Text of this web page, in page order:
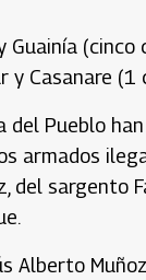
(cinco
y Casanare (1
Pueblo
armados
del sargento